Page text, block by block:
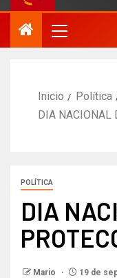
Inicio
Política
DIA NACIONAL
POLÍTICA
DIA
Mario 19 de